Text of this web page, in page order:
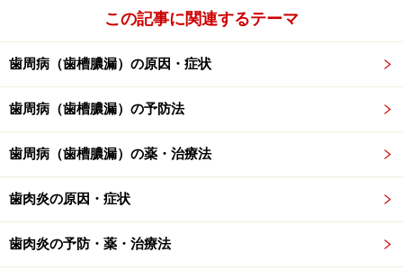
・咬み合わせ調整
れがちです。咬み合わせ不良は、自然に歯が削れたり、
移動したりとごく僅かな変化が蓄積して起こります。歯
原因となります。
・歯石取り
歯周病はできるだけ早い段階で歯石を取る方が、治療時
の痛みや出血が少なくて済みます。歯石を取りすぎても
この記事に関連するテーマ
歯周病（歯槽膿漏）の原因・症状
歯周病（歯槽膿漏）の予防法
歯周病（歯槽膿漏）の薬・治療法
歯肉炎の原因・症状
歯肉炎の予防・薬・治療法